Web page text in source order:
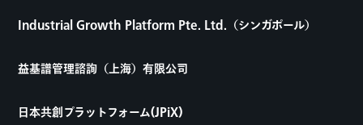
Industrial Growth Platform Pte. Ltd.（シンガポール）
益基譜管理諮詢（上海）有限公司
日本共創プラットフォーム(JPiX)